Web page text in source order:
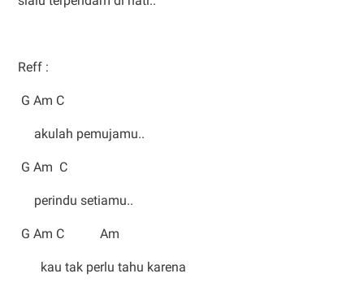
Reff :
G Am C
akulah pemujamu..
G Am C
perindu setiamu..
G Am C Am
kau tak perlu tahu karena